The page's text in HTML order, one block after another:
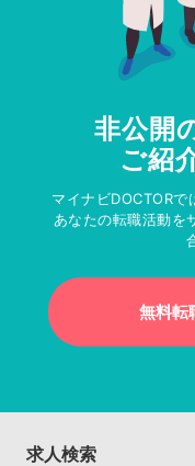
非公開
ご紹
マイナビDOCTOR
あなたの転職活動を
無料転
求人検索